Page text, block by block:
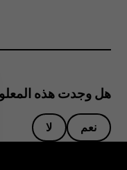
الهواتف
الهواتف
هل وجدت هذه
نعم لا